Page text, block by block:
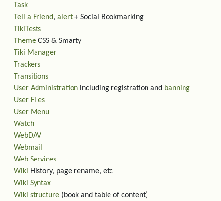
Task
Tell a Friend, alert + Social Bookmarking
TikiTests
Theme CSS & Smarty
Tiki Manager
Trackers
Transitions
User Administration including registration and banning
User Files
User Menu
Watch
WebDAV
Webmail
Web Services
Wiki History, page rename, etc
Wiki Syntax
Wiki structure (book and table of content)